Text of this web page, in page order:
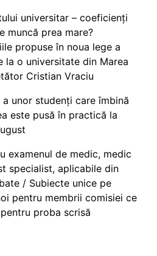
universitar – coeficienți
muncă prea mare?
propuse în noua lege a
la o universitate din Marea
Cristian Vraciu
unor studenți care îmbină
este pusă în practică la
examenul de medic, medic
specialist, aplicabile din
/ Subiecte unice pe
pentru membrii comisiei ce
proba scrisă